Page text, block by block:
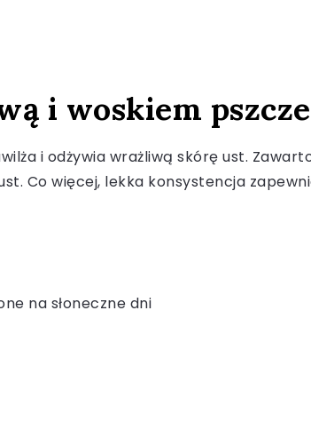
i woskiem
i odżywia wrażliwą skórę ust.
Co więcej, lekka konsystencja
na słoneczne dni